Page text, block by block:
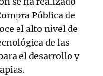
Pública de
el alto nivel de
de las
el desarrollo y